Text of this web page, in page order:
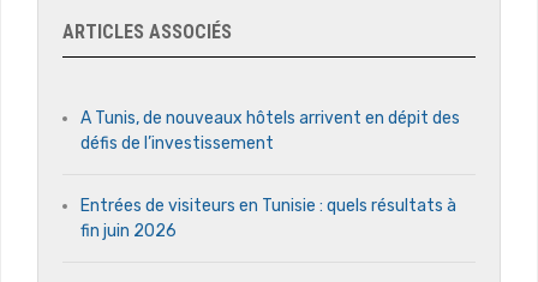
ARTICLES ASSOCIÉS
A Tunis, de nouveaux hôtels arrivent en dépit des
défis de l’investissement
Entrées de visiteurs en Tunisie : quels résultats à
fin juin 2026